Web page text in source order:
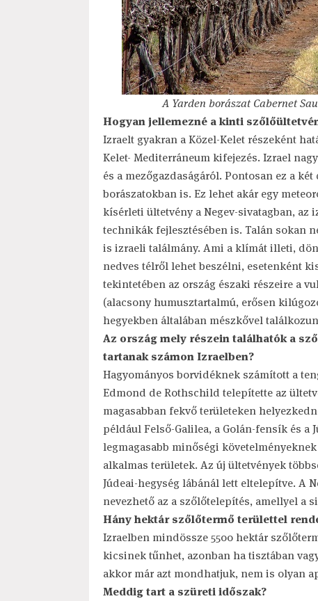
A Yarden borászat Cabernet
Hogyan jellemezné a kinti
Izraelt gyakran a Közel-Kelet részeként
Kelet- Mediterráneum kifejezés. Izrael
és a mezőgazdaságáról. Pontosan ez a
borászatokban is. Ez lehet akár egy
kísérleti ültetvény a Negev-sivatagban, az
technikák fejlesztésében is. Talán sokan
is izraeli találmány. Ami a klímát illeti,
nedves télről lehet beszélni, esetenként
tekintetében az ország északi részeire a
(alacsony humusztartalmú, erősen
hegyekben általában mészkővel
Az ország mely részein találhatók a
tartanak számon Izraelben?
Hagyományos borvidéknek számított a
Edmond de Rothschild telepítette az
magasabban fekvő területeken
például Felső-Galilea, a Golán-fensík és a
legmagasabb minőségi
alkalmas területek. Az új ültetvények
Júdeai-hegység lábánál lett eltelepítve. A
nevezhető az a szőlőtelepítés, amellyel a
Hány hektár szőlőtermő területtel
Izraelben mindössze 5500 hektár
kicsinek tűnhet, azonban ha tisztában
akkor már azt mondhatjuk, nem is olyan
Meddig tart a szüreti időszak?